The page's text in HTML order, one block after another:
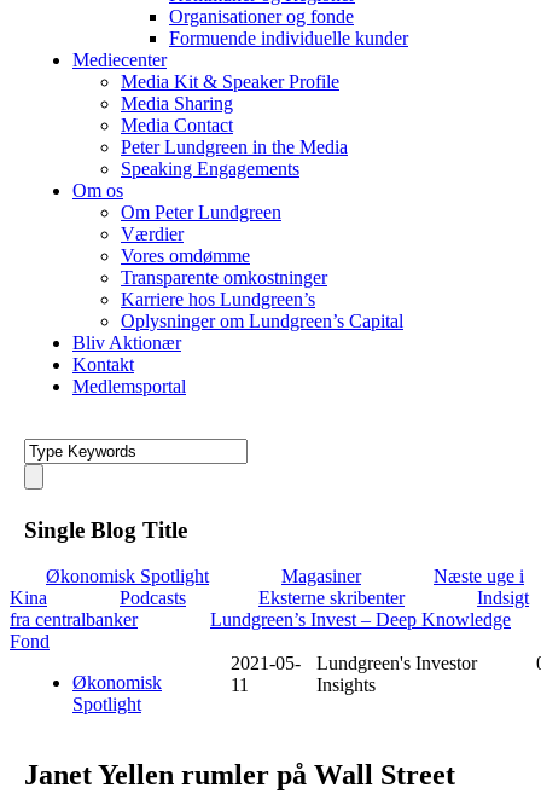
Organisationer og fonde
Formuende individuelle kunder
Mediecenter
Media Kit & Speaker Profile
Media Sharing
Media Contact
Peter Lundgreen in the Media
Speaking Engagements
Om os
Om Peter Lundgreen
Værdier
Vores omdømme
Transparente omkostninger
Karriere hos Lundgreen’s
Oplysninger om Lundgreen’s Capital
Bliv Aktionær
Kontakt
Medlemsportal
Single Blog Title
Økonomisk Spotlight Magasiner
Næste uge i
Kina
Podcasts Eksterne skribenter
Indsigt
fra centralbanker
Lundgreen’s Invest – Deep Knowledge
Fond
Økonomisk
Spotlight
2021-05-
11
Lundgreen's Investor
Insights
Janet Yellen rumler på Wall Street